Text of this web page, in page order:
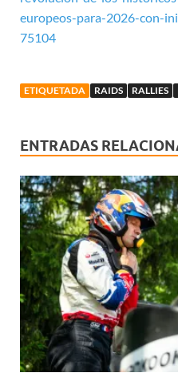
europeos-para-2026-con-
75104
ETIQUETADA RAIDS RALLIES
ENTRADAS